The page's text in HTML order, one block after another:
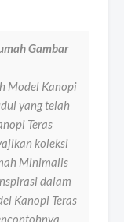
Gambar
Model Kanopi
yang telah
Teras
koleksi
Minimalis
dalam
Kanopi Teras